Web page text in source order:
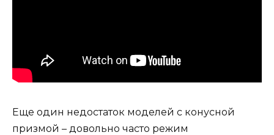
Еще один недостаток моделей с конусной
призмой – довольно часто режим